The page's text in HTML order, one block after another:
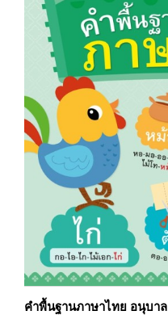
คำพื้นฐานภาษาไทย อนุบาล